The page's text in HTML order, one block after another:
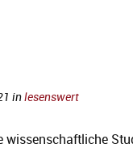
inlesenswert
wissenschaftliche